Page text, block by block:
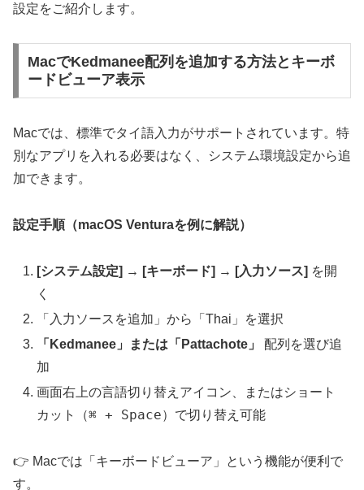
設定をご紹介します。
MacでKedmanee配列を追加する方法とキーボ
ードビューア表示
Macでは、標準でタイ語入力がサポートされています。特
別なアプリを入れる必要はなく、システム環境設定から追
加できます。
設定手順（macOS Venturaを例に解説）
[システム設定] → [キーボード] → [入力ソース] を開
く
「入力ソースを追加」から「Thai」を選択
「Kedmanee」または「Pattachote」
配列を選び追
加
画面右上の言語切り替えアイコン、またはショート
カット（⌘ + Space）で切り替え可能
👉 Macでは「キーボードビューア」という機能が便利で
す。